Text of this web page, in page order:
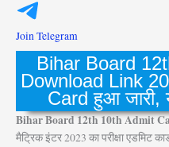
Join Telegram
Bihar Board
Download Link
Card हुआ जारी,
Bihar Board 12th 10th Admit
मैट्रिक इंटर 2023 का परीक्षा एडमिट